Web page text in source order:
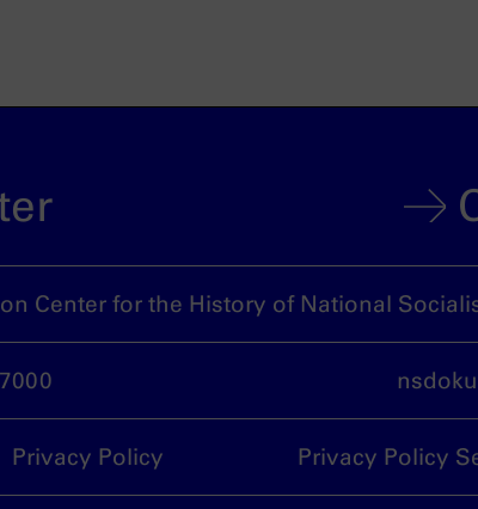
Center for the History of National
Privacy Policy Privacy Policy